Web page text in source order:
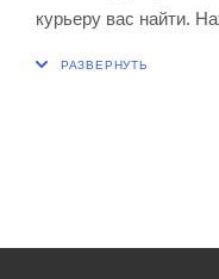
курьеру вас найти.